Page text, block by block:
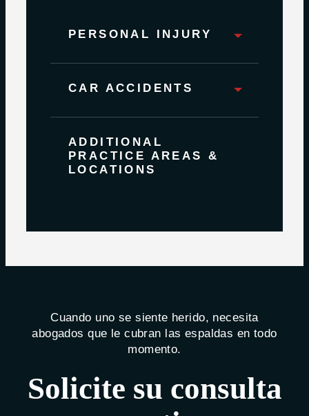
PERSONAL INJURY
CAR ACCIDENTS
ADDITIONAL
PRACTICE AREAS &
LOCATIONS
Cuando uno se siente herido, necesita
abogados que le cubran las espaldas en todo
momento.
Solicite su consulta